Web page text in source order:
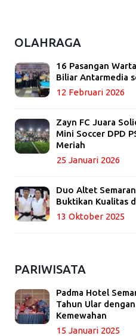
OLAHRAGA
16 Pasangan
Biliar Antarmedia
12 Februari 2026
Zayn FC Juara
Mini Soccer DPD
Meriah
25 Januari 2026
Duo Altet
Buktikan Kualitas
13 Oktober 2025
PARIWISATA
Padma Hotel
Tahun Ular
Kemewahan
15 Januari 2025